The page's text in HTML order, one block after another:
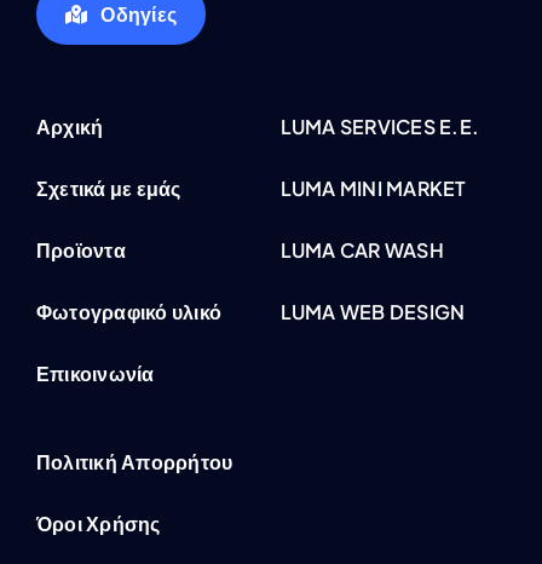
Οδηγίες
Αρχική
Σχετικά με εμάς
Προϊοντα
Φωτογραφικό υλικό
Επικοινωνία
LUMA SERVICES E.E.
LUMA MINI MARKET
LUMA CAR WASH
LUMA WEB DESIGN
Πολιτική Απορρήτου
Όροι Χρήσης